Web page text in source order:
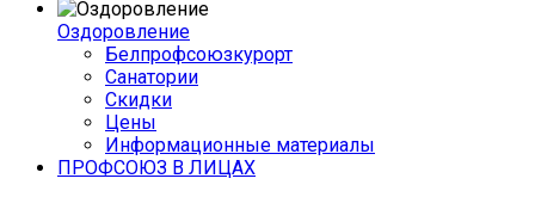
Оздоровление
Белпрофсоюзкурорт
Санатории
Скидки
Цены
Информационные материалы
ПРОФСОЮЗ В ЛИЦАХ